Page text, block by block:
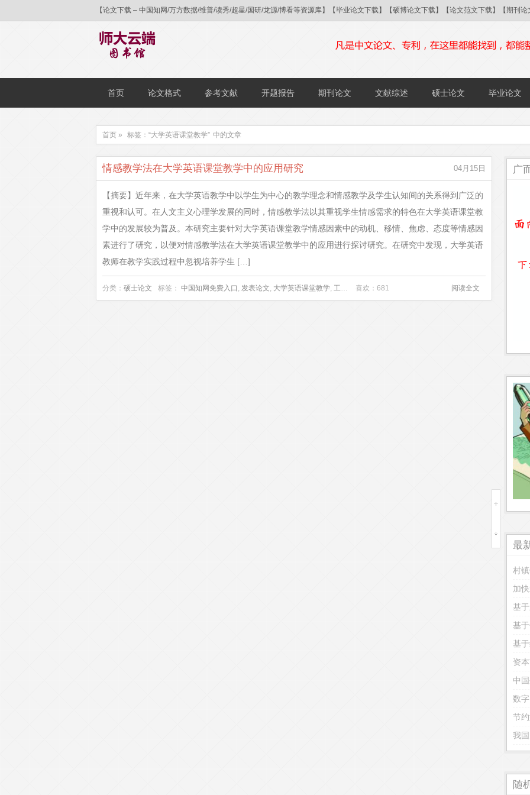
【论文下载 – 中国知网/万方数据/维普/读秀/超星/国研/龙源/博看等资源库】【毕业论文下载】【硕博论文下载】【论文范文下载】【期刊
首页 论文格式 参考文献 开题报告 期刊论文 文献综述 硕士论文 毕业论文
首页 » 标签：“大学英语课堂教学” 中的文章
情感教学法在大学英语课堂教学中的应用研究 04月15日
【摘要】近年来，在大学英语教学中以学生为中心的教学理念和情感教学及学生认知间的关系得到广泛的
重视和认可。在人文主义心理学发展的同时，情感教学法以其重视学生情感需求的特色在大学英语课堂教
学中的发展较为普及。本研究主要针对大学英语课堂教学情感因素中的动机、移情、焦虑、态度等情感因
素进行了研究，以便对情感教学法在大学英语课堂教学中的应用进行探讨研究。在研究中发现，大学英语
教师在教学实践过程中忽视培养学生 […]
分类： 硕士论文 标签： 中国知网免费入口 , 发表论文, 大学英语课堂教学, 工业设计毕业论文 应用手段,情感教学法
喜欢：681 阅读全文
广
最
村
加
基
基
基
资
中
数
我
随